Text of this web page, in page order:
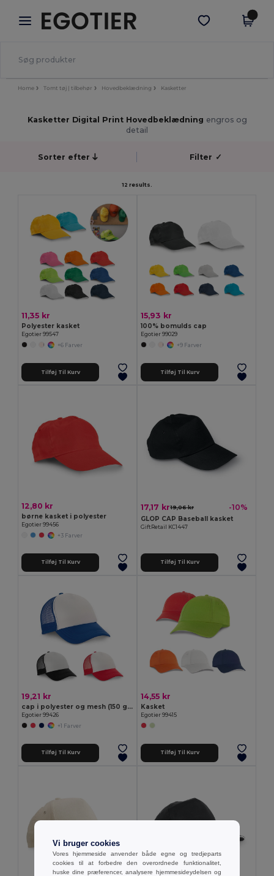
× Egotier-app
Bedre priser i appen!
Hent app
Home Tomt tøj | tilbehør Hovedbeklædning Kasketter
Kasketter Digital Print Hovedbeklædning engros og
detail
Sorter efter Filter ✓
12 results.
11,35 kr
Polyester kasket
Egotier 99547
+6 Farver
Tilføj Til Kurv
15,93 kr
100% bomulds cap
Egotier 99029
+9 Farver
Tilføj Til Kurv
12,80 kr
børne kasket i polyester
Egotier 99456
+3 Farver
Tilføj Til Kurv
17,17 kr19,06 kr -10%
GLOP CAP Baseball kasket
GiftRetail KC1447
Tilføj Til Kurv
19,21 kr
cap i polyester og mesh (150 g/m²)
Egotier 99426
+1 Farver
Tilføj Til Kurv
14,55 kr
Kasket
Egotier 99415
Tilføj Til Kurv
Vi bruger cookies
Vores hjemmeside anvender både egne og tredjeparts
cookies til at forbedre den overordnede funktionalitet,
huske dine præferencer, analysere hjemmesideydelsen og